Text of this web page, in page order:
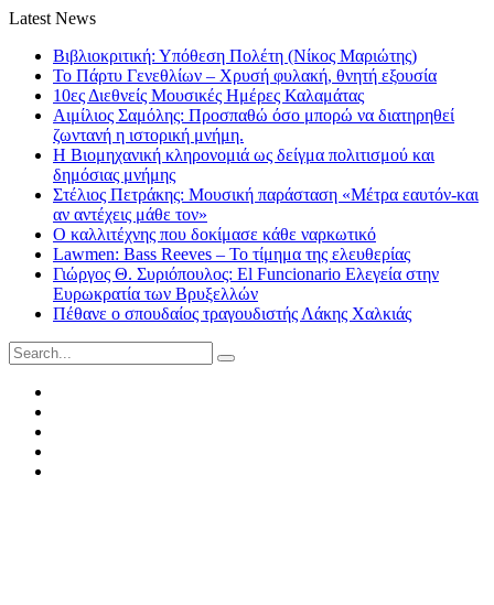
Latest News
Βιβλιοκριτική: Υπόθεση Πολέτη (Νίκος Μαριώτης)
Το Πάρτυ Γενεθλίων – Χρυσή φυλακή, θνητή εξουσία
10ες Διεθνείς Μουσικές Ημέρες Καλαμάτας
Αιμίλιος Σαμόλης: Προσπαθώ όσο μπορώ να διατηρηθεί
ζωντανή η ιστορική μνήμη.
Η Βιομηχανική κληρονομιά ως δείγμα πολιτισμού και
δημόσιας μνήμης
Στέλιος Πετράκης: Μουσική παράσταση «Μέτρα εαυτόν-και
αν αντέχεις μάθε τον»
Ο καλλιτέχνης που δοκίμασε κάθε ναρκωτικό
Lawmen: Bass Reeves – Το τίμημα της ελευθερίας
Γιώργος Θ. Συριόπουλος: El Funcionario Ελεγεία στην
Ευρωκρατία των Βρυξελλών
Πέθανε ο σπουδαίος τραγουδιστής Λάκης Χαλκιάς
Search
for: